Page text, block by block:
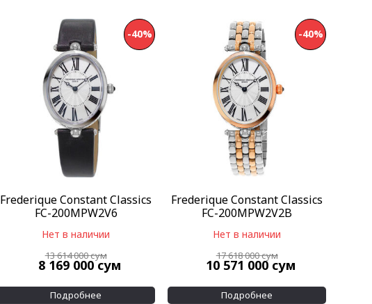
Frederique Constant Classics
FC-200MPW2V6
-40%
Нет в наличии
13 614 000сум
8 169 000сум
Подробнее
Frederique Constant Classics
FC-200MPW2V2B
-40%
Нет в наличии
17 618 000сум
10 571 000 сум
Подробнее